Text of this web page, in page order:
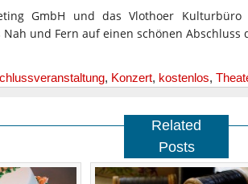
GmbH und das Vlothoer
und Fern auf einen schönen Abschluss
, Konzert, kostenlos,
Related
Posts